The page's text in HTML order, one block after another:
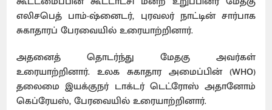
எலிசபெத் பாம்-ஷ்னைடர், புரவலர் நாட்டின் சார்பாக
சுகாதாரப் பேரவையில் உரையாற்றினார்.
அதனைத் தொடர்ந்து மேதகு அவர்கள்
உரையாற்றினார். உலக சுகாதார அமைப்பின் (WHO)
தலைமை இயக்குநர் டாக்டர் டெட்ரோஸ் அதானோம்
கெப்ரேயஸ், பேரவையில் உரையாற்றினார்.